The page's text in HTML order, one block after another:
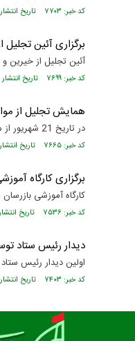
کد خبر: ۷۷۰۳ تاریخ انتشار : ۱۴۰۳/۰۷/۱۰
برگزاری آئین
آئین تجلیل از خیرین و
کد خبر: ۷۶۹۹ تاریخ انتشار : ۱۴۰۳/۰۷/۰۴
همایش تجلیل از
در تاریخ 21 شهریور از مواکب شهرستان چهاربرج با حضور مسئولین شهرستان و عتبات عالیات استان تجلیل به عمل آمد
کد خبر: ۷۶۶۵ تاریخ انتشار : ۱۴۰۳/۰۶/۲۴
برگزاری کارگاه
کارگاه آموزشی
کد خبر: ۷۵۳۶ تاریخ انتشار : ۱۴۰۳/۰۵/۱۴
دیدار رئیس ستاد
اولین دیدار رئیس
کد خبر: ۷۴۰۳ تاریخ انتشار : ۱۴۰۳/۰۴/۰۹